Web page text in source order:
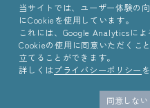
当サイトでは、ユーザー体験の
にCookieを使用しています。
これには、Google Analyticsに
Cookieの使用に同意いただくこ
立てることができます。
詳しくはプライバシーポリシー
同意しない